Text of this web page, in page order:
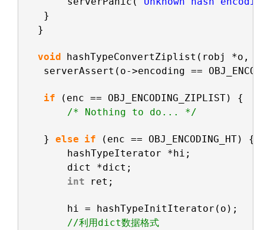
}
}
void hashTypeConvertZiplist(robj *o,
serverAssert(o->encoding ==
if
(enc == OBJ_ENCODING_ZIPLIST) {
/* Nothing to do... */
} else if
(enc == OBJ_ENCODING_HT) {
hashTypeIterator *hi;
dict *dict;
int
ret;
hi = hashTypeInitIterator(o);
//利用dict数据格式